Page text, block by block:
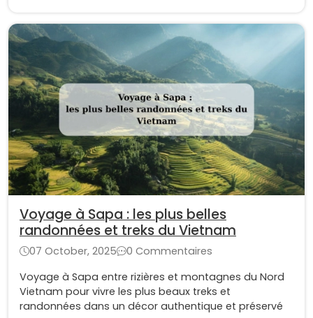
Voyage à Sapa : les plus belles
randonnées et treks du Vietnam
07 October, 2025
0 Commentaires
Voyage à Sapa entre rizières et montagnes du Nord
Vietnam pour vivre les plus beaux treks et
randonnées dans un décor authentique et préservé